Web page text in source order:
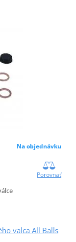
Na objednávku
Porovnať
valca All Balls